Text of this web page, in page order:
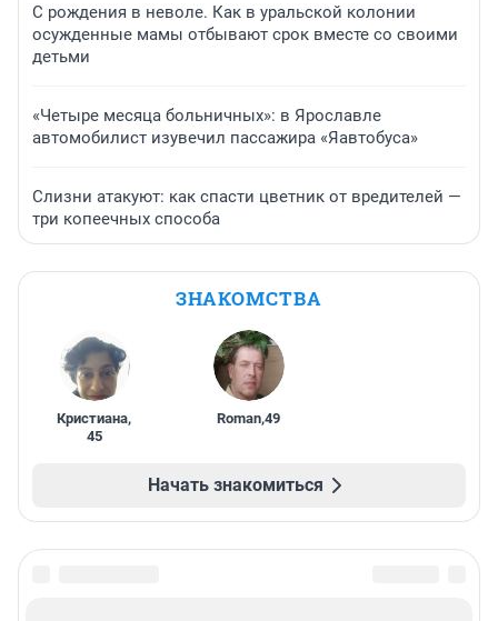
С рождения в неволе. Как в уральской колонии
осужденные мамы отбывают срок вместе со своими
детьми
«Четыре месяца больничных»: в Ярославле
автомобилист изувечил пассажира «Яавтобуса»
Слизни атакуют: как спасти цветник от вредителей —
три копеечных способа
ЗНАКОМСТВА
Кристиана,
45
Roman,49
Начать знакомиться